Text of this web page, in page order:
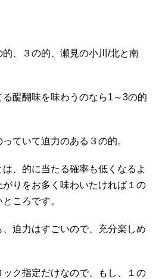
、３の的、瀬見の小川/北と南
醍醐味を味わうのなら1～3の的
ていて迫力のある３の的。
、的に当たる確率も低くなるよ
りをお多く味わいたければ１の
ころです。
迫力はすごいので、充分楽しめ
ク指定だけなので、もし、１の